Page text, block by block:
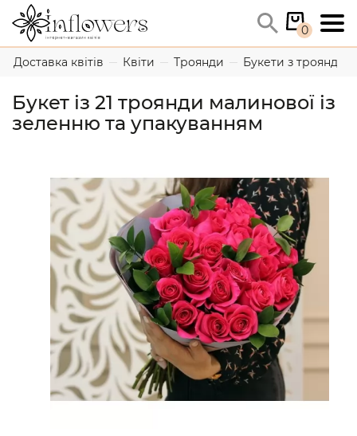
0
Доставка квітів Квіти Троянди Букети з троянд
Букет із 21 троянди малинової із
зеленню та упакуванням